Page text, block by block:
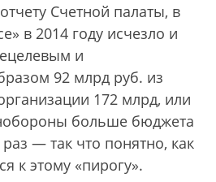
Счетной палаты, в
в 2014 году исчезло и
и
92 млрд руб. из
172 млрд, или
больше бюджета
— так что понятно, как
к этому «пирогу».